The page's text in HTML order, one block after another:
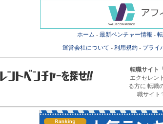
ホーム - 最新ベンチャー情報 -
運営会社について - 利用規約 - プライ
転職サイト
エクセレン
る方に 転職
職サイト